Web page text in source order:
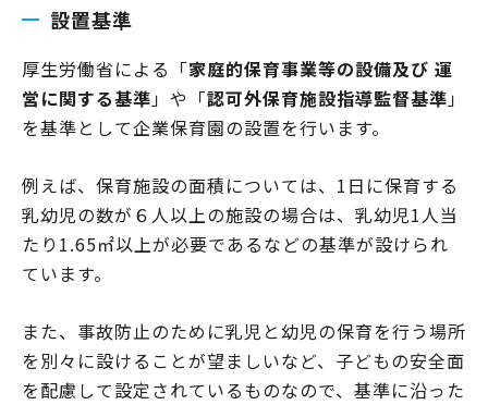
設置基準
厚生労働省による「家庭的保育事業等の設備及び 運
営に関する基準」や「認可外保育施設指導監督基準」
を基準として企業保育園の設置を行います。
例えば、保育施設の面積については、1日に保育する
乳幼児の数が６人以上の施設の場合は、乳幼児1人当
たり1.65㎡以上が必要であるなどの基準が設けられ
ています。
また、事故防止のために乳児と幼児の保育を行う場所
を別々に設けることが望ましいなど、子どもの安全面
を配慮して設定されているものなので、基準に沿った